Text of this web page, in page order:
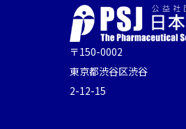
〒150-0002
東京都渋谷区渋谷
2-12-15